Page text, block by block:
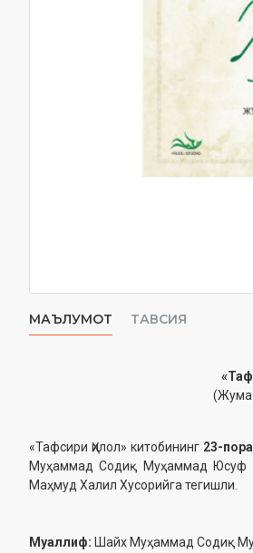
МАЪЛУМОТ ТАВСИЯ
(Жума
«Тафсири Ҳилол» китобининг 23-
Муҳаммад Содиқ Муҳаммад Юсуф
Маҳмуд Халил Хусорийга тегишли.
Муаллиф: Шайх Муҳаммад Содиқ